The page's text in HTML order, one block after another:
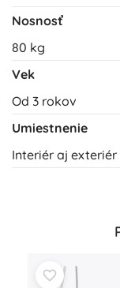
Nosnosť
80 kg
Vek
Od 3 rokov
Umiestnenie
Interiér aj exteriér